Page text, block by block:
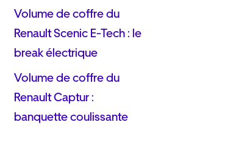
Volume de coffre du
Renault Scenic E-Tech : le
break électrique
Volume de coffre du
Renault Captur :
banquette coulissante